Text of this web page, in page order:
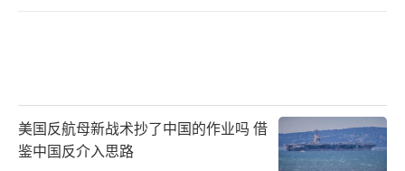
美国反航母新战术抄了中国的作业吗 借
鉴中国反介入思路